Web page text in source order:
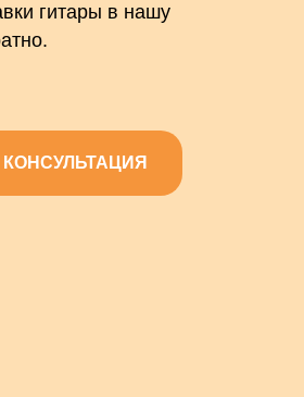
гитары в нашу